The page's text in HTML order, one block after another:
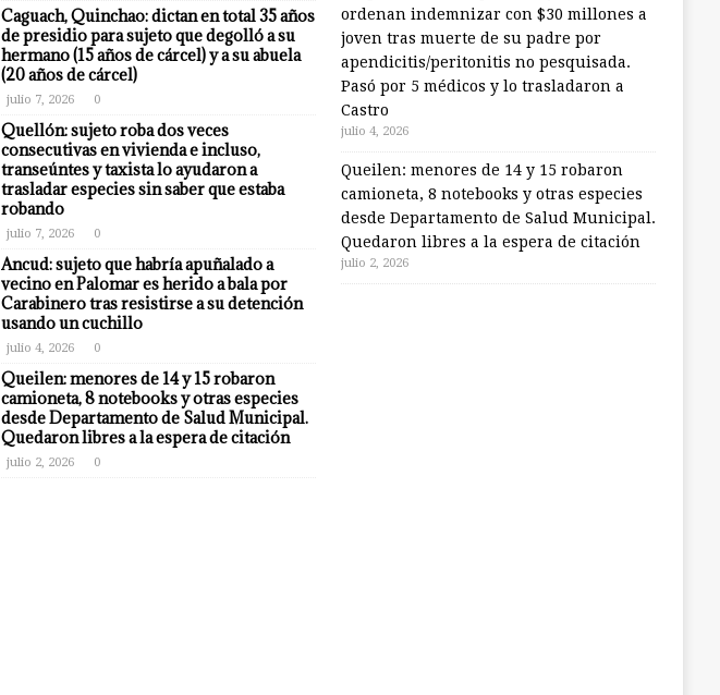
Caguach, Quinchao: dictan en total 35 años
de presidio para sujeto que degolló a su
hermano (15 años de cárcel) y a su abuela
(20 años de cárcel)
julio 7, 2026 0
Quellón: sujeto roba dos veces
consecutivas en vivienda e incluso,
transeúntes y taxista lo ayudaron a
trasladar especies sin saber que estaba
robando
julio 7, 2026 0
Ancud: sujeto que habría apuñalado a
vecino en Palomar es herido a bala por
Carabinero tras resistirse a su detención
usando un cuchillo
julio 4, 2026 0
Queilen: menores de 14 y 15 robaron
camioneta, 8 notebooks y otras especies
desde Departamento de Salud Municipal.
Quedaron libres a la espera de citación
julio 2, 2026 0
ordenan indemnizar con $30 millones a
joven tras muerte de su padre por
apendicitis/peritonitis no pesquisada.
Pasó por 5 médicos y lo trasladaron a
Castro
julio 4, 2026
Queilen: menores de 14 y 15 robaron
camioneta, 8 notebooks y otras especies
desde Departamento de Salud Municipal.
Quedaron libres a la espera de citación
julio 2, 2026